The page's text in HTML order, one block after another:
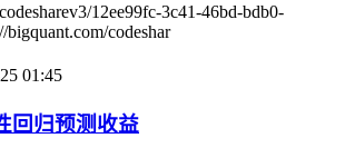
12ee99fc-3c41-46bd-bdb0-
codeshar
01:45
回归预测收益